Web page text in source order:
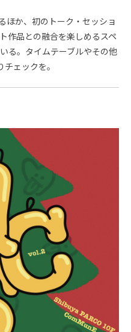
ほか、初のトーク・セッショ
作品との融合を楽しめるスペ
る。タイムテーブルやその他
チェックを。